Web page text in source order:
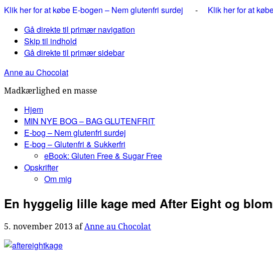
Klik her for at købe E-bogen – Nem glutenfri surdej - Klik her for at
Gå direkte til primær navigation
Skip til indhold
Gå direkte til primær sidebar
Anne au Chocolat
Madkærlighed en masse
Hjem
MIN NYE BOG – BAG GLUTENFRIT
E-bog – Nem glutenfri surdej
E-bog – Glutenfri & Sukkerfri
eBook: Gluten Free & Sugar Free
Opskrifter
Om mig
En hyggelig lille kage med After Eight og
5. november 2013 afAnne au Chocolat